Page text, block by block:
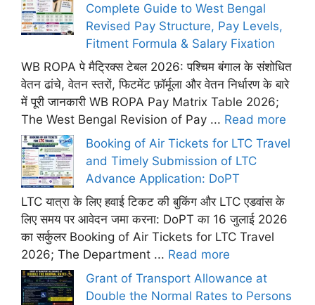
Complete Guide to West Bengal
Revised Pay Structure, Pay Levels,
Fitment Formula & Salary Fixation
WB ROPA पे मैट्रिक्स टेबल 2026: पश्चिम बंगाल के संशोधित
वेतन ढांचे, वेतन स्तरों, फिटमेंट फ़ॉर्मूला और वेतन निर्धारण के बारे
में पूरी जानकारी WB ROPA Pay Matrix Table 2026;
The West Bengal Revision of Pay ... Read more
Booking of Air Tickets for LTC Travel
and Timely Submission of LTC
Advance Application: DoPT
LTC यात्रा के लिए हवाई टिकट की बुकिंग और LTC एडवांस के
लिए समय पर आवेदन जमा करना: DoPT का 16 जुलाई 2026
का सर्कुलर Booking of Air Tickets for LTC Travel
2026; The Department ... Read more
Grant of Transport Allowance at
Double the Normal Rates to Persons